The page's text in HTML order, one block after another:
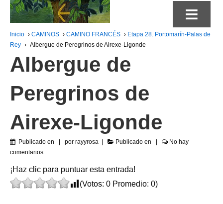
≡
Inicio › CAMINOS › CAMINO FRANCÉS › Etapa 28. Portomarín-Palas de
Rey › Albergue de Peregrinos de Airexe-Ligonde
Albergue de
Peregrinos de
Airexe-Ligonde
Publicado en por rayyrosa Publicado en
No hay
comentarios
¡Haz clic para puntuar esta entrada!
(Votos: 0 Promedio: 0)